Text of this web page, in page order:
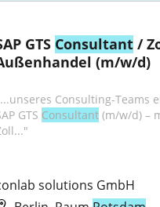
GTS Consultant /
(m/w/d)
Consulting-Teams
GTS Consultant (m/w/d) –
solutions GmbH